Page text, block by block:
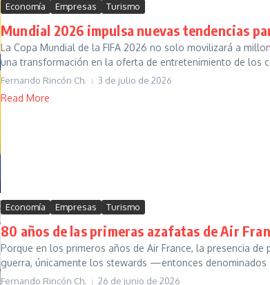
Economía Empresas Turismo
Mundial 2026 impulsa nuevas tendencias
La Copa Mundial de la FIFA 2026 no solo movilizará a
una transformación en la oferta de entretenimiento de los
Fernando Rincón Ch. 3 de julio de 2026
Read More
Economía Empresas Turismo
80 años de las primeras azafatas de Air
Porque en los primeros años de Air France, la presencia
guerra, únicamente los stewards —entonces
Fernando Rincón Ch. 26 de junio de 2026